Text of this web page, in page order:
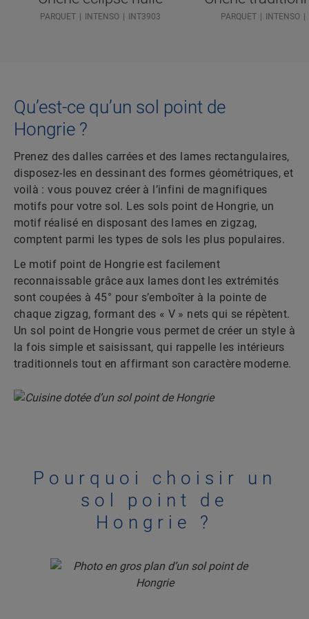
PARQUET INTENSO INT3903 PARQUET INTENSO
Qu’est-ce qu’un sol point de
Hongrie ?
Prenez des dalles carrées et des lames rectangulaires,
disposez-les en dessinant des formes géométriques, et
voilà : vous pouvez créer à l’infini de magnifiques
motifs pour votre sol. Les sols point de Hongrie, un
motif réalisé en disposant des lames en zigzag,
comptent parmi les types de sols les plus populaires.
Le motif point de Hongrie est facilement
reconnaissable grâce aux lames dont les extrémités
sont coupées à 45° pour s’emboîter à la pointe de
chaque zigzag, formant des « V » nets qui se répètent.
Un sol point de Hongrie vous permet de créer un style à
la fois simple et saisissant, qui rappelle les intérieurs
traditionnels tout en affirmant son caractère moderne.
Pourquoi choisir un
sol point de
Hongrie ?